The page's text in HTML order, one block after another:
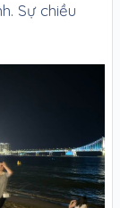
Sự chiều